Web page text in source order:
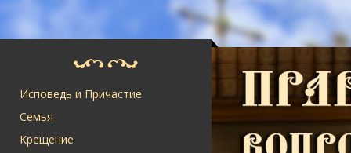
Исповедь и Причастие
Семья
Крещение